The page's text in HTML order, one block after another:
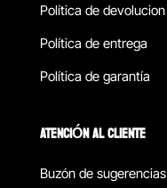
Política de devolucion
Política de entrega
Política de garantía
ATENCIÓN AL CLIENTE
Buzón de sugerencias